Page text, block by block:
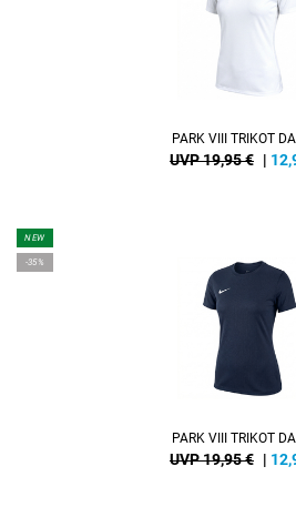
PARK VIII TRIKOT
UVP 19,95 € |
NEW
-35%
PARK VIII TRIKOT
UVP 19,95 € |